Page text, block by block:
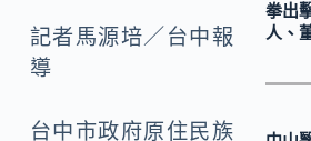
o
o
y
記者馬源培／台中報
導
台中市政府原住民族
拳出
人、